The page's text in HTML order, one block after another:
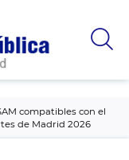
compatibles con el
de Madrid 2026